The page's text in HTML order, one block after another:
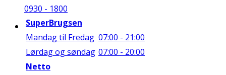
0930 - 1800
SuperBrugsen
Mandag til Fredag 07:00 - 21:00
Lørdag og søndag 07:00 - 20:00
Netto